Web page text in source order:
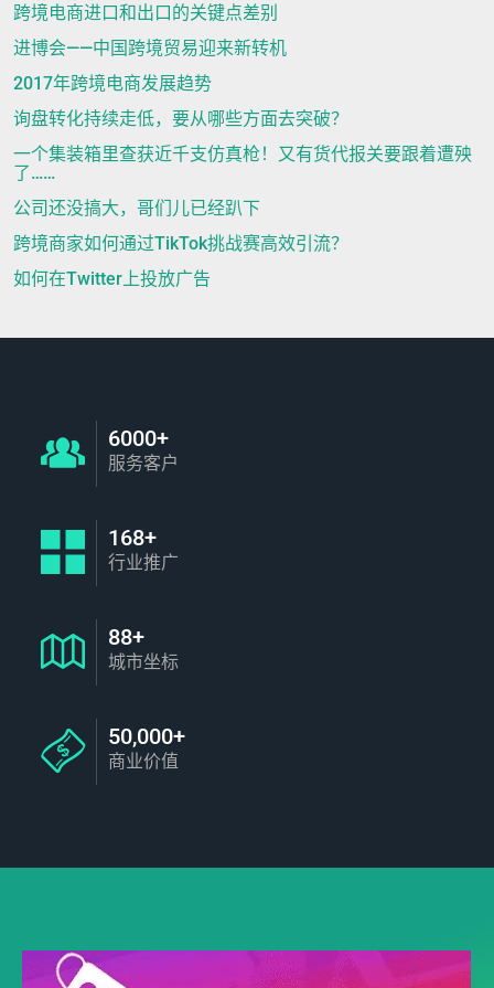
跨境电商进口和出口的关键点差别
进博会——中国跨境贸易迎来新转机
2017年跨境电商发展趋势
询盘转化持续走低，要从哪些方面去突破？
一个集装箱里查获近千支仿真枪！又有货代报关要跟着遭殃
了……
公司还没搞大，哥们儿已经趴下
跨境商家如何通过TikTok挑战赛高效引流？
如何在Twitter上投放广告
6000+
服务客户
168+
行业推广
88+
城市坐标
50,000+
商业价值